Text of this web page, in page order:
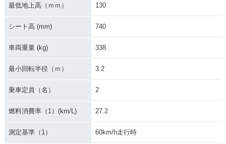
最低地上高（ｍｍ） 130
シート高 (mm) 740
車両重量 (kg) 338
最小回転半径（ｍ） 3.2
乗車定員（名） 2
燃料消費率（1）(km/L) 27.2
測定基準（1） 60km/h走行時